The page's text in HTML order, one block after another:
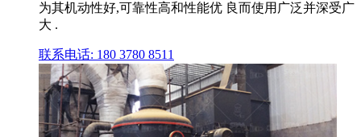
为其机动性好,可靠性高和性能优 良而使用广泛并深受广
大 .
联系电话: 180 3780 8511